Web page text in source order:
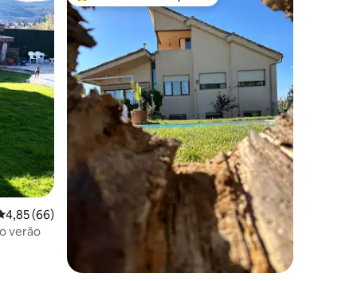
de uma avaliação média de 5, 66 avaliações
4,85 (66)
verão